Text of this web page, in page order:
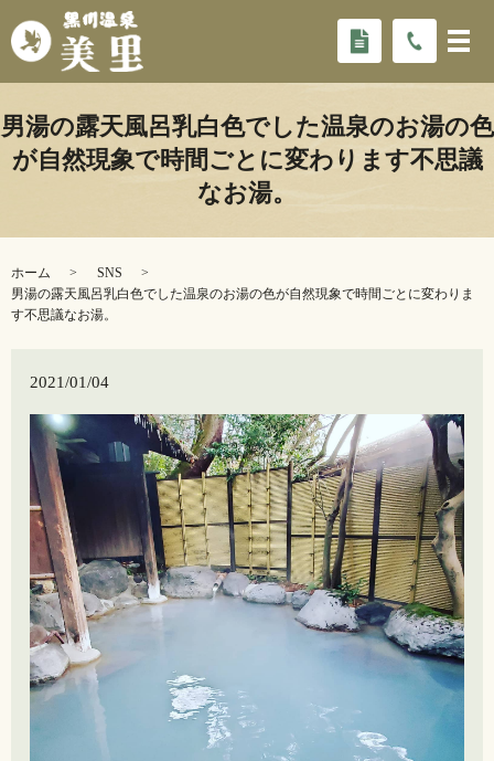
男湯の露天風呂️乳白色でした温泉のお湯の色
が自然現象で時間ごとに変わります不思議
なお湯。
ホーム
SNS
男湯の露天風呂️乳白色でした温泉のお湯の色が自然現象で時間ごとに変わりま
す不思議なお湯。
2021/01/04